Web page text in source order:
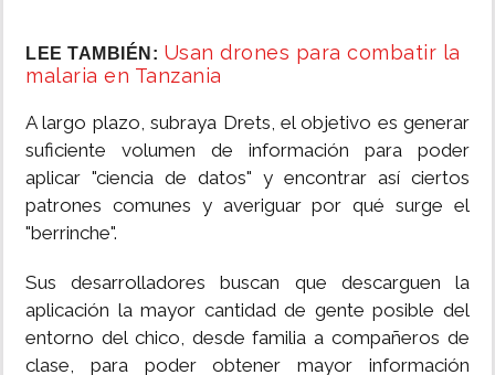
LEE TAMBIÉN: Usan drones para combatir la
malaria en Tanzania
A largo plazo, subraya Drets, el objetivo es generar
suficiente volumen de información para poder
aplicar "ciencia de datos" y encontrar así ciertos
patrones comunes y averiguar por qué surge el
"berrinche".
Sus desarrolladores buscan que descarguen la
aplicación la mayor cantidad de gente posible del
entorno del chico, desde familia a compañeros de
clase, para poder obtener mayor información